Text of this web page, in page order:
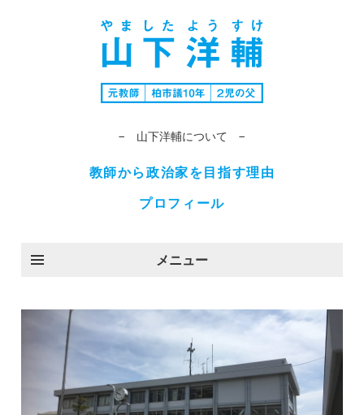
− 山下洋輔について −
教師から政治家を目指す理由
プロフィール
メニュー